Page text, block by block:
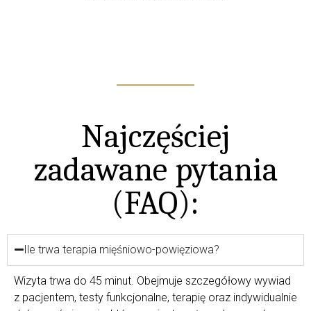
Najczęściej
zadawane pytania
(FAQ):
Ile trwa terapia mięśniowo-powięziowa?
Wizyta trwa do 45 minut. Obejmuje szczegółowy wywiad
z pacjentem, testy funkcjonalne, terapię oraz indywidualnie